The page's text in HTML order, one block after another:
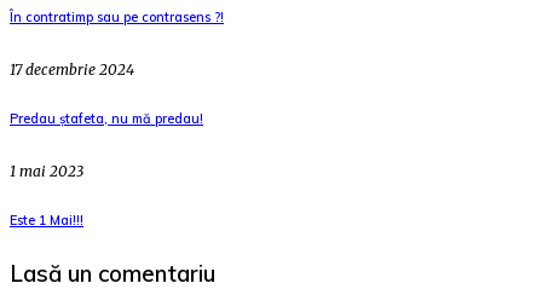
În contratimp sau pe contrasens ?!
17 decembrie 2024
Predau ștafeta, nu mă predau!
1 mai 2023
Este 1 Mai!!!
Lasă un comentariu